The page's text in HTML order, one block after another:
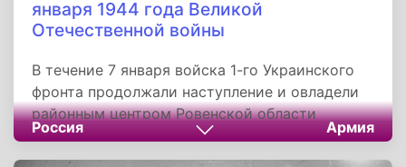
января 1944 года Великой
Отечественной войны
В течение 7 января войска 1-го Украинского
фронта продолжали наступление и овладели
районным центром Ровенской области
Клесов, районным центром Житомирской
области городом Янушполь, районными
Россия Армия